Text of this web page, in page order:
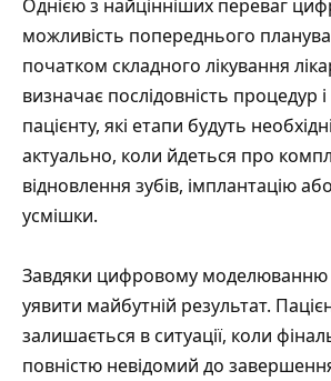
Однією з найцінніших переваг
можливість попереднього
початком складного лікування
визначає послідовність процедур
пацієнту, які етапи будуть
актуально, коли йдеться про
відновлення зубів, імплантацію
усмішки.
Завдяки цифровому
уявити майбутній результат.
залишається в ситуації, коли
повністю невідомий до